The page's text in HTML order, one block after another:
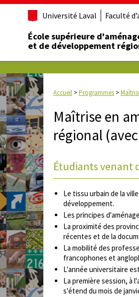
Université Laval Faculté
École supérieure
et de développement
Accueil >Programmes >
Maîtrise en
régional
Étudiants venant
Le tissu urbain de la
développement.
Les principes
La proximité des
récentes et de la
La mobilité des
francophones et
L'année universitaire
La première session, à
s'étend du mois de